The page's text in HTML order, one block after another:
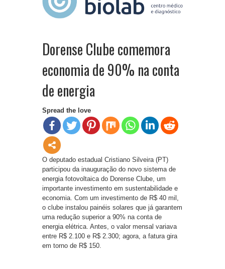
Dorense Clube comemora
economia de 90% na conta
de energia
Spread the love
O deputado estadual Cristiano Silveira (PT)
participou da inauguração do novo sistema de
energia fotovoltaica do Dorense Clube, um
importante investimento em sustentabilidade e
economia. Com um investimento de R$ 40 mil,
o clube instalou painéis solares que já garantem
uma redução superior a 90% na conta de
energia elétrica. Antes, o valor mensal variava
entre R$ 2.100 e R$ 2.300; agora, a fatura gira
em torno de R$ 150.